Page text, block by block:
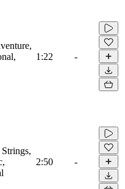
1:22 -
2:50 -